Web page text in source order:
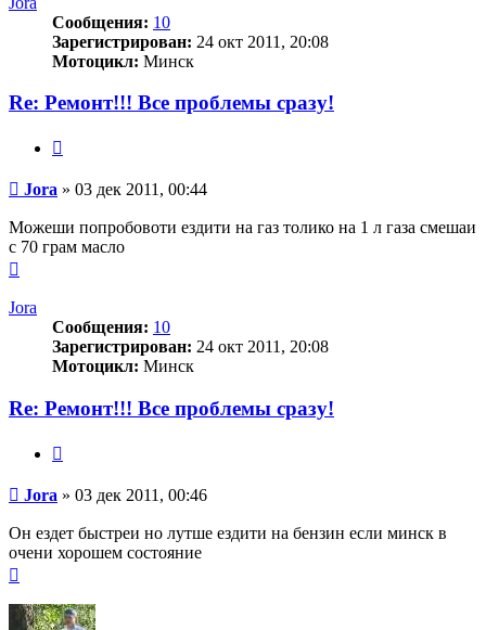
Сообщения: 10
Зарегистрирован: 24 окт 2011, 20:08
Мотоцикл: Минск
Re: Ремонт!!! Все проблемы сразу!
Сообщение
Jora » 03 дек 2011, 00:44
Можеши попробовоти ездити на газ толико на 1 л газа смешаи
с 70 грам масло
началу
Jora
Сообщения: 10
Зарегистрирован: 24 окт 2011, 20:08
Мотоцикл: Минск
Re: Ремонт!!! Все проблемы сразу!
Сообщение
Jora » 03 дек 2011, 00:46
Он ездет быстреи но лутше ездити на бензин если минск в
очени хорошем состояние
началу